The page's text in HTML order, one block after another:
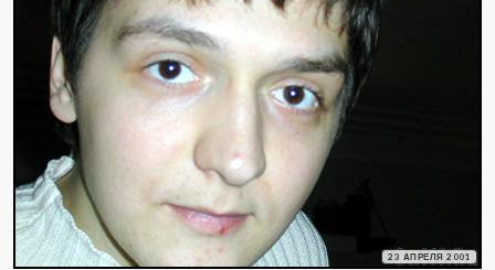
23 АПРЕЛЯ 2001